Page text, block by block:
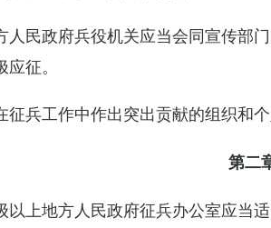
人民政府兵役机关应当会同宣传部
征。
兵工作中作出突出贡献的组织和
第二
上地方人民政府征兵办公室应当